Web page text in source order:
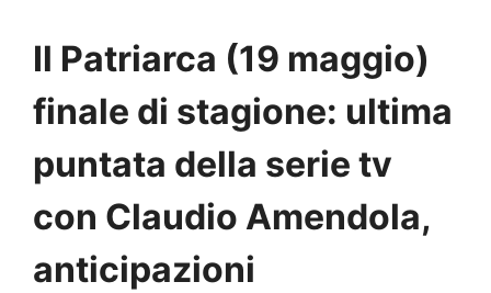
Il Patriarca (19 maggio)
finale di stagione: ultima
puntata della serie tv
con Claudio Amendola,
anticipazioni